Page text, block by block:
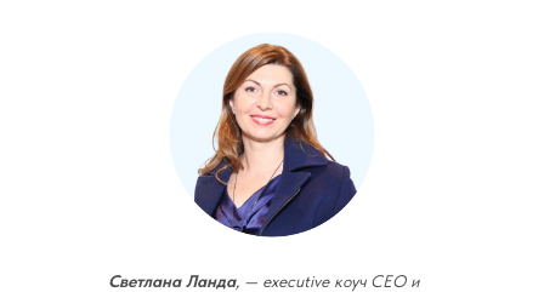
Светлана Ланда, — executive коуч СЕО и